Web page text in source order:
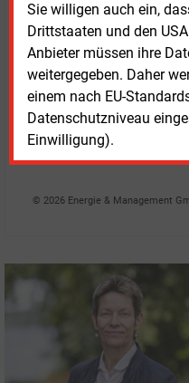
Sie willigen auch ein,
Drittstaaten und den
Anbieter müssen ihre
weitergegeben. Daher
einem nach EU-
Datenschutzniveau
Einwilligung).
gegen eine Anpassung
aus. „Wir beschäftigen
Entscheidung von
Ergebnis nicht absehbar.
© 2026 Energie & Management